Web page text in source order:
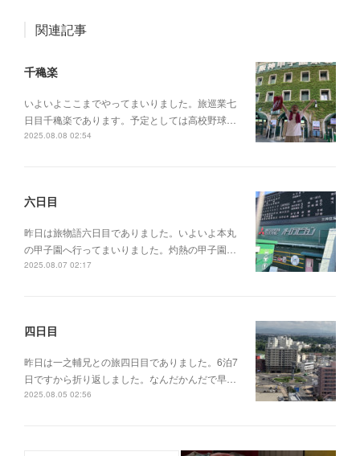
関連記事
千穐楽
いよいよここまでやってまいりました。旅巡業七
日目千穐楽であります。予定としては高校野球…
2025.08.08 02:54
六日目
昨日は旅物語六日目でありました。いよいよ本丸
の甲子園へ行ってまいりました。灼熱の甲子園…
2025.08.07 02:17
四日目
昨日は一之輔兄との旅四日目でありました。6泊7
日ですから折り返しました。なんだかんだで早…
2025.08.05 02:56